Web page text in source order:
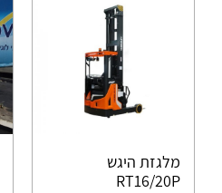
מלגזת היגש
RT16/20P